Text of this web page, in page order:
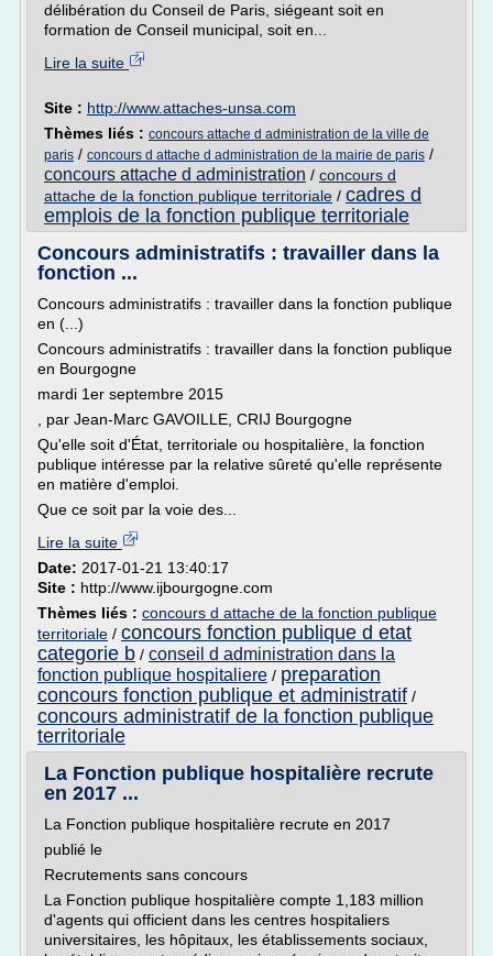
délibération du Conseil de Paris, siégeant soit en
formation de Conseil municipal, soit en...
Lire la suite
Site : http://www.attaches-unsa.com
Thèmes liés : concours attache d administration de la ville de
paris / concours d attache d administration de la mairie de paris /
concours attache d administration / concours d
attache de la fonction publique territoriale / cadres d
emplois de la fonction publique territoriale
Concours administratifs : travailler dans la
fonction ...
Concours administratifs : travailler dans la fonction publique
en (...)
Concours administratifs : travailler dans la fonction publique
en Bourgogne
mardi 1er septembre 2015
, par Jean-Marc GAVOILLE, CRIJ Bourgogne
Qu'elle soit d'État, territoriale ou hospitalière, la fonction
publique intéresse par la relative sûreté qu'elle représente
en matière d'emploi.
Que ce soit par la voie des...
Lire la suite
Date: 2017-01-21 13:40:17
Site : http://www.ijbourgogne.com
Thèmes liés : concours d attache de la fonction publique
territoriale / concours fonction publique d etat
categorie b / conseil d administration dans la
fonction publique hospitaliere / preparation
concours fonction publique et administratif /
concours administratif de la fonction publique
territoriale
La Fonction publique hospitalière recrute
en 2017 ...
La Fonction publique hospitalière recrute en 2017
publié le
Recrutements sans concours
La Fonction publique hospitalière compte 1,183 million
d'agents qui officient dans les centres hospitaliers
universitaires, les hôpitaux, les établissements sociaux,